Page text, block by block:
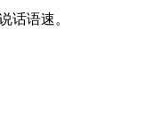
话语速。